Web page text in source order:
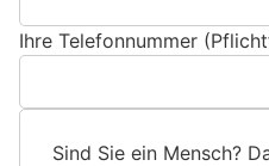
Ihre Telefonnummer
Sind Sie ein Mensch?